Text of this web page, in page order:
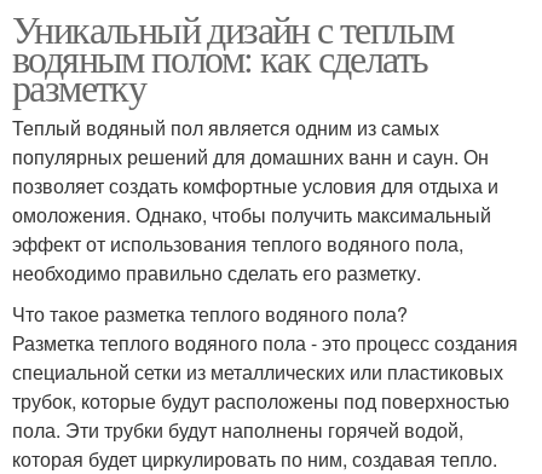
Уникальный дизайн с теплым
водяным полом: как сделать
разметку
Теплый водяный пол является одним из самых
популярных решений для домашних ванн и саун. Он
позволяет создать комфортные условия для отдыха и
омоложения. Однако, чтобы получить максимальный
эффект от использования теплого водяного пола,
необходимо правильно сделать его разметку.
Что такое разметка теплого водяного пола?
Разметка теплого водяного пола - это процесс создания
специальной сетки из металлических или пластиковых
трубок, которые будут расположены под поверхностью
пола. Эти трубки будут наполнены горячей водой,
которая будет циркулировать по ним, создавая тепло.